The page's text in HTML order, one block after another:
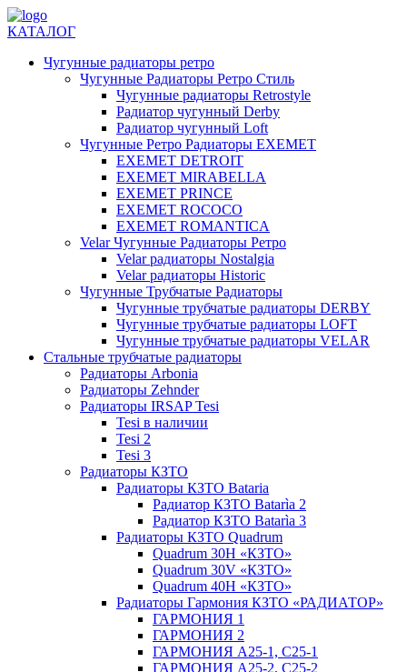
КАТАЛОГ
Чугунные радиаторы ретро
Чугунные Радиаторы Ретро Стиль
Чугунные радиаторы Retrostyle
Радиатор чугунный Derby
Радиатор чугунный Loft
Чугунные Ретро Радиаторы EXEMET
EXEMET DETROIT
EXEMET MIRABELLA
EXEMET PRINCE
EXEMET ROCOCO
EXEMET ROMANTICA
Velar Чугунные Радиаторы Ретро
Velar радиаторы Nostalgia
Velar радиаторы Historic
Чугунные Трубчатые Радиаторы
Чугунные трубчатые радиаторы DERBY
Чугунные трубчатые радиаторы LOFT
Чугунные трубчатые радиаторы VELAR
Стальные трубчатые радиаторы
Радиаторы Arbonia
Радиаторы Zehnder
Радиаторы IRSAP Tesi
Tesi в наличии
Tesi 2
Tesi 3
Радиаторы КЗТО
Радиаторы КЗТО Bataria
Радиатор КЗТО Batarìa 2
Радиатор КЗТО Batarìa 3
Радиаторы КЗТО Quadrum
Quadrum 30H «КЗТО»
Quadrum 30V «КЗТО»
Quadrum 40H «КЗТО»
Радиаторы Гармония КЗТО «РАДИАТОР»
ГАРМОНИЯ 1
ГАРМОНИЯ 2
ГАРМОНИЯ А25-1, С25-1
ГАРМОНИЯ А25-2, С25-2